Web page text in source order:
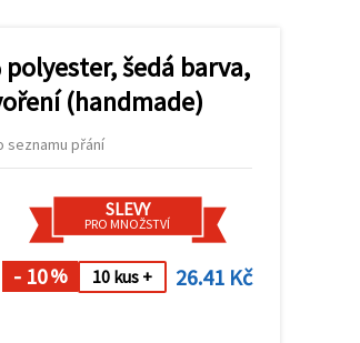
šedá barva,
(handmade)
seznamu přání
SLEVY
PRO MNOŽSTVÍ
- 10% 10 kus + 26.41 Kč